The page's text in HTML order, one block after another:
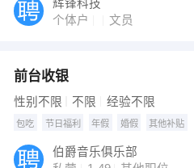
辉锋科技
个体户
文员
前台收银
性别不限 不限 经验不限
包吃 节日福利 年假 婚假 其他补贴
伯爵音乐俱乐部